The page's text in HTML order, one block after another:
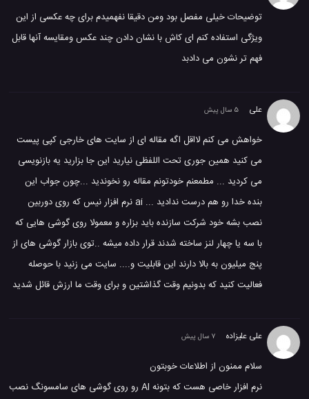
توضیحات خیلی مفصل بود ومن دقیقا نفهمیدم برای چه عکسی از این
ویژگی استفاده کنم‌ ای کاش با نشان دادن چند عکس ومقایسه آنها قابل
فهم تر نشون می دادبد
علی 5 سال پیش
خواهش می کنم لااقل اگه مقاله ای از سایت های خارجی کپی پیست
می کنید همین جوری تحت اللفظی نیارید این جا بزارید یه بازنویسی
می کردید ... مطمعنم خودتونم مقاله رو نخوندید ...چون جواب این
بنده خدا رو هم درست ندادید ... ai نرم افزار نیس که روی دوربین
نصب بشه خود شرکت سازنده باید بزاره و معمولا روی گوشی هایی که
با سه یا چهار لنز ساخته شدند قرار داده میشه ..توی بازار گوشی های از
پنج میلیون به بالا دارند این قابلیت و.... سایت می زنید با حوصله
فعالیت کنید که بدونیم وقت گذاشتین و برای وقت ما ارزش قائل شدید
علی علیزاده 7 سال پیش
سلام ممنون از اطلاعات خوبتون
نرم افزار خاصی هست که بتونه AI رو روی گوشی های سامسونگ نصب